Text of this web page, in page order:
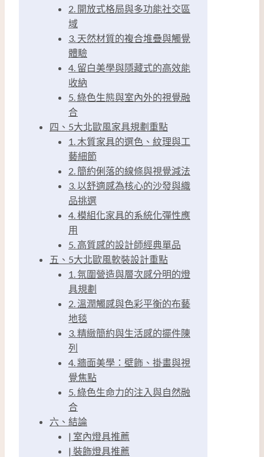
2. 開放式格局與多功能社交區
域
3. 天然材質的複合堆疊與觸覺
體驗
4. 留白美學與隱藏式的高效能
收納
5. 綠色生態與室內外的視覺融
合
四、5大北歐風家具規劃重點
1. 木質家具的選色、紋理與工
藝細節
2. 簡約俐落的線條與視覺減法
3. 以舒適感為核心的沙發與織
品挑選
4. 模組化家具的系統化彈性應
用
5. 高質感的設計師經典單品
五、5大北歐風軟裝設計重點
1. 氛圍營造與層次感分明的燈
具規劃
2. 溫潤觸感與色彩平衡的布藝
地毯
3. 精緻簡約與生活感的擺件陳
列
4. 牆面美學：壁飾、掛畫與視
覺焦點
5. 綠色生命力的注入與自然融
合
六、結論
| 室內燈具推薦
| 裝飾燈具推薦